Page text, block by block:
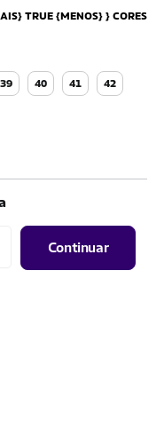
TRUE {MENOS} } CORES
39 40 41 42
Continuar